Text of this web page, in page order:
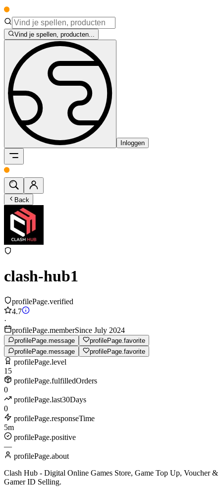
Vind je spellen, producten...
Inloggen
Back
clash-hub1
profilePage.verified
4.7
·
profilePage.memberSince July 2024
profilePage.message
profilePage.favorite
profilePage.message
profilePage.favorite
profilePage.level
15
profilePage.fulfilledOrders
0
profilePage.last30Days
0
profilePage.responseTime
5m
profilePage.positive
—
profilePage.about
Clash Hub - Digital Online Games Store, Game Top Up, Voucher &
Gamer ID Selling.